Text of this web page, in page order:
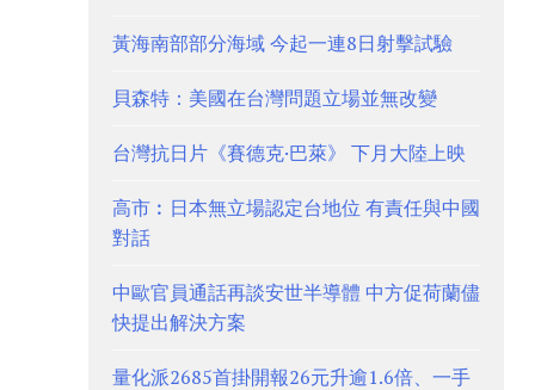
黃海南部部分海域 今起一連8日射擊試驗
貝森特：美國在台灣問題立場並無改變
台灣抗日片《賽德克·巴萊》 下月大陸上映
高市︰日本無立場認定台地位 有責任與中國
對話
中歐官員通話再談安世半導體 中方促荷蘭儘
快提出解決方案
量化派2685首掛開報26元升逾1.6倍、一手